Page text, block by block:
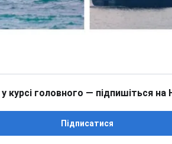
курсі головного — підпишіться на
Підписатися